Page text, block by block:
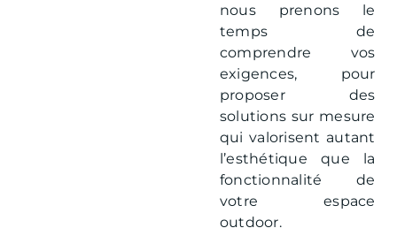
nous prenons le
temps de
comprendre vos
exigences, pour
proposer des
solutions sur mesure
qui valorisent autant
l’esthétique que la
fonctionnalité de
votre espace
outdoor.